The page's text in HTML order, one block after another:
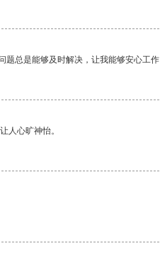
题总是能够及时解决，让我能够安心工
人心旷神怡。